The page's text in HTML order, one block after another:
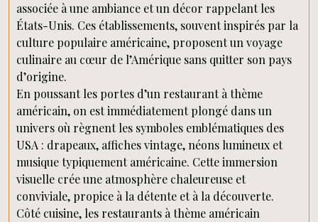
associée à une ambiance et un décor rappelant les
États-Unis. Ces établissements, souvent inspirés par la
culture populaire américaine, proposent un voyage
culinaire au cœur de l’Amérique sans quitter son pays
d’origine.
En poussant les portes d’un restaurant à thème
américain, on est immédiatement plongé dans un
univers où règnent les symboles emblématiques des
USA : drapeaux, affiches vintage, néons lumineux et
musique typiquement américaine. Cette immersion
visuelle crée une atmosphère chaleureuse et
conviviale, propice à la détente et à la découverte.
Côté cuisine, les restaurants à thème américain